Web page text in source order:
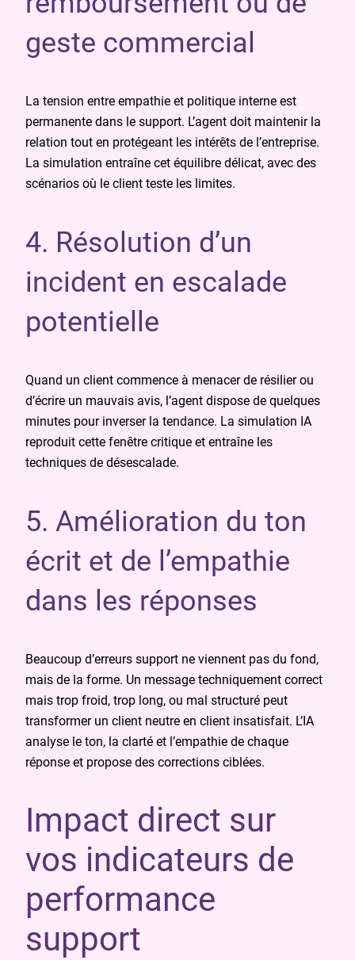
geste commercial
La tension entre empathie et politique interne est
permanente dans le support. L’agent doit maintenir la
relation tout en protégeant les intérêts de l’entreprise.
La simulation entraîne cet équilibre délicat, avec des
scénarios où le client teste les limites.
4. Résolution d’un
incident en escalade
potentielle
Quand un client commence à menacer de résilier ou
d’écrire un mauvais avis, l’agent dispose de quelques
minutes pour inverser la tendance. La simulation IA
reproduit cette fenêtre critique et entraîne les
techniques de désescalade.
5. Amélioration du ton
écrit et de l’empathie
dans les réponses
Beaucoup d’erreurs support ne viennent pas du fond,
mais de la forme. Un message techniquement correct
mais trop froid, trop long, ou mal structuré peut
transformer un client neutre en client insatisfait. L’IA
analyse le ton, la clarté et l’empathie de chaque
réponse et propose des corrections ciblées.
Impact direct sur
vos indicateurs de
performance
support